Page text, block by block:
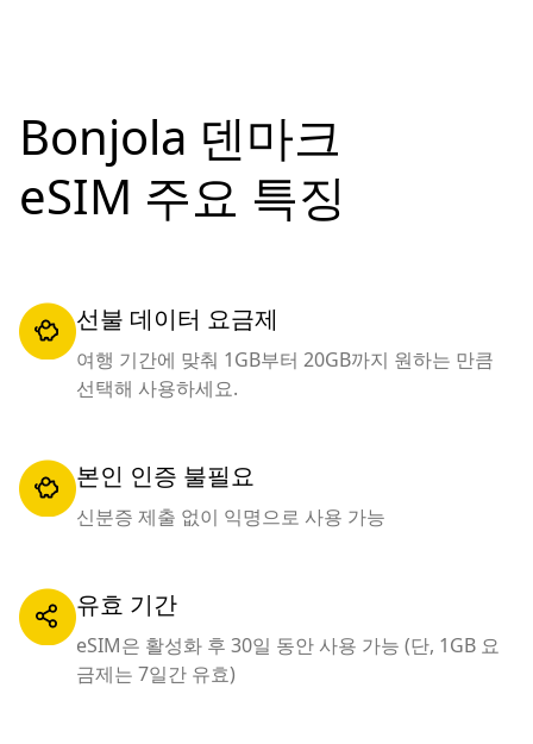
Bonjola 덴마크
eSIM 주요 특징
선불 데이터 요금제
여행 기간에 맞춰 1GB부터 20GB까지 원하는 만큼
선택해 사용하세요.
본인 인증 불필요
신분증 제출 없이 익명으로 사용 가능
유효 기간
eSIM은 활성화 후 30일 동안 사용 가능 (단, 1GB 요
금제는 7일간 유효)